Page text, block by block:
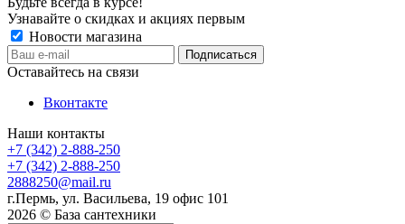
Узнавайте о скидках и акциях первым
Новости магазина
Оставайтесь на связи
Вконтакте
Наши контакты
+7 (342) 2-888-250
+7 (342) 2-888-250
2888250@mail.ru
г.Пермь, ул. Васильева, 19 офис 101
2026 © База сантехники